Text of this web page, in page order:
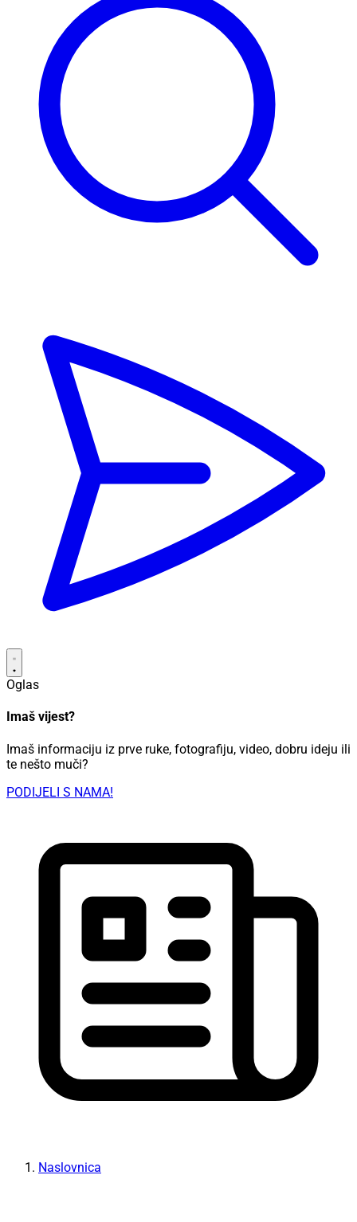
Oglas
Imaš vijest?
Imaš informaciju iz prve ruke, fotografiju, video, dobru ideju ili
te nešto muči?
PODIJELI S NAMA!
Naslovnica